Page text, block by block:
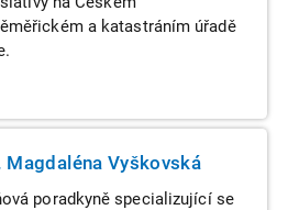
a katastráním úřadě
Magdaléna Vyškovská
poradkyně specializující se